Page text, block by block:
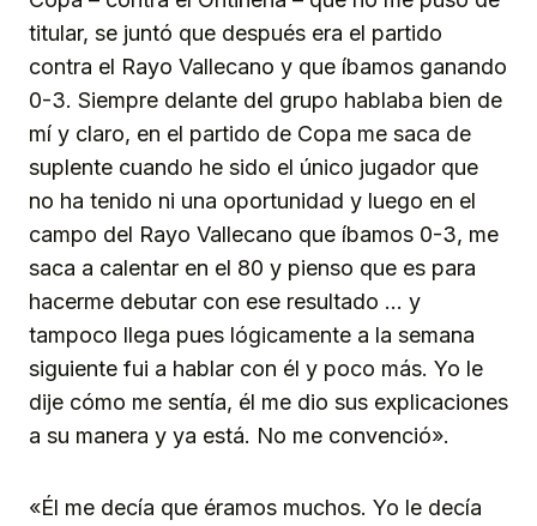
titular, se juntó que después era el partido
contra el Rayo Vallecano y que íbamos ganando
0-3. Siempre delante del grupo hablaba bien de
mí y claro, en el partido de Copa me saca de
suplente cuando he sido el único jugador que
no ha tenido ni una oportunidad y luego en el
campo del Rayo Vallecano que íbamos 0-3, me
saca a calentar en el 80 y pienso que es para
hacerme debutar con ese resultado … y
tampoco llega pues lógicamente a la semana
siguiente fui a hablar con él y poco más. Yo le
dije cómo me sentía, él me dio sus explicaciones
a su manera y ya está. No me convenció».
«Él me decía que éramos muchos. Yo le decía